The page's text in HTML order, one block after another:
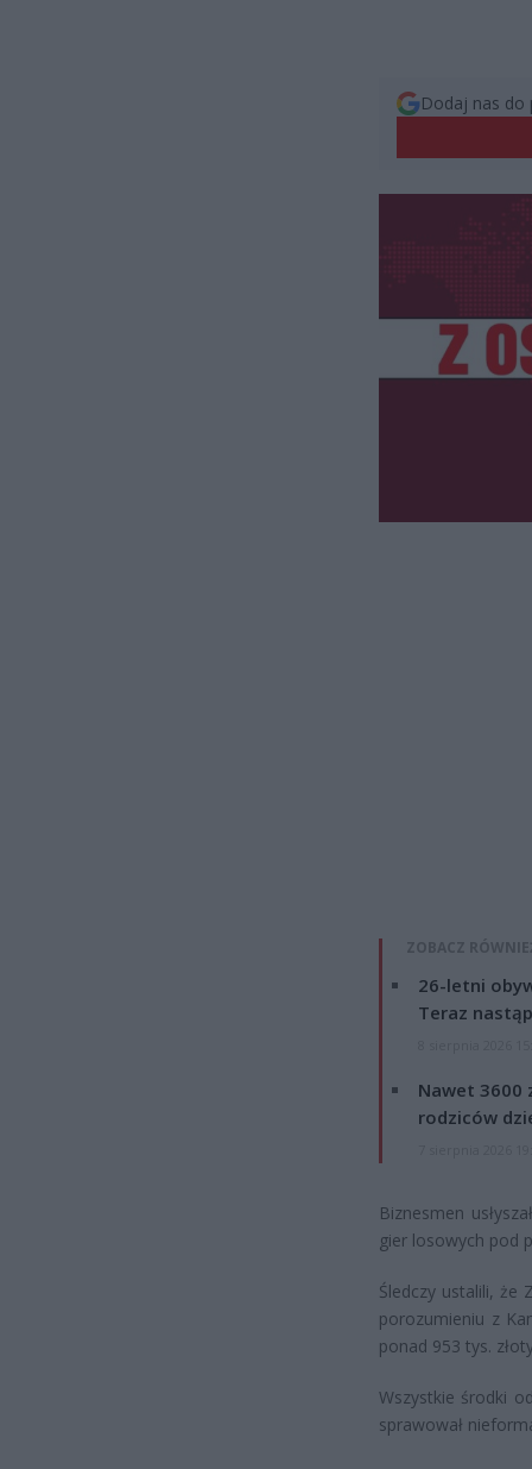
Dodaj nas do
ZOBACZ
26-letni
Teraz
Nawet 3600
rodziców
Biznesmen
gier losowych pod
Śledczy ustalili, że
porozumieniu z
ponad 953 tys.
Wszystkie środki
sprawował